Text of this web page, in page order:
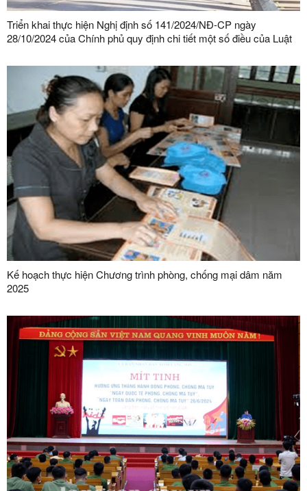
Triển khai thực hiện Nghị định số 141/2024/NĐ-CP ngày
28/10/2024 của Chính phủ quy định chi tiết một số điều của Luật
mắc phải ở người (HIV/AIDS)
Kế hoạch thực hiện Chương trình phòng, chống mại dâm năm
2025